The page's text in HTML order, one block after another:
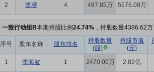
2 李琴 4 487.85万 5576.08万
一致行动组B本期持股比例24.74% ，持股数量4386.62万
序号 股东名称 股东排名
持股数量
(股)
持股市值
(元)
1 李海波 1 2470.00万 2.82亿